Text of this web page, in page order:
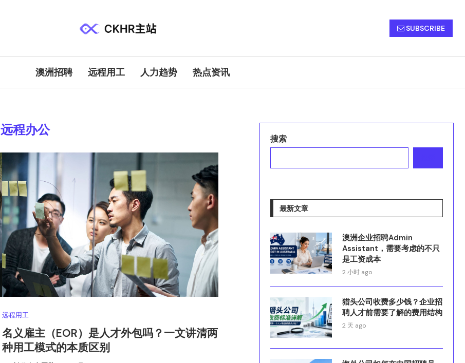
SUBSCRIBE
澳洲招聘 远程用工 人力趋势 热点资讯
远程办公
远程用工
名义雇主（EOR）是人才外包吗？一文讲清两
种用工模式的本质区别
搜索
最新文章
澳洲企业招聘Admin
Assistant，需要考虑的不只
是工资成本
2 小时 ago
猎头公司收费多少钱？企业招
聘人才前需要了解的费用结构
2 天 ago